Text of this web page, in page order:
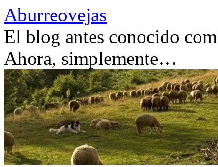
Saltar
al
contenido
Aburreovejas
El blog antes conocido
Ahora, simplemente…